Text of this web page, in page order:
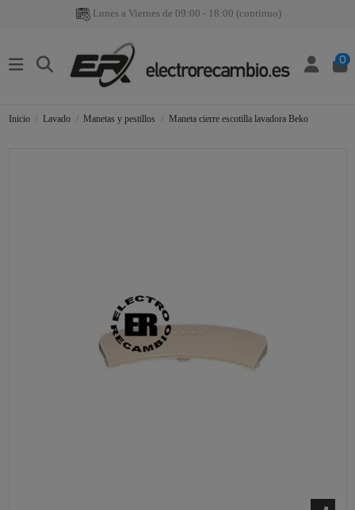
Lunes a Viernes de 09:00 - 18:00 (continuo)
0
Inicio Lavado Manetas y pestillos Maneta cierre escotilla lavadora Beko